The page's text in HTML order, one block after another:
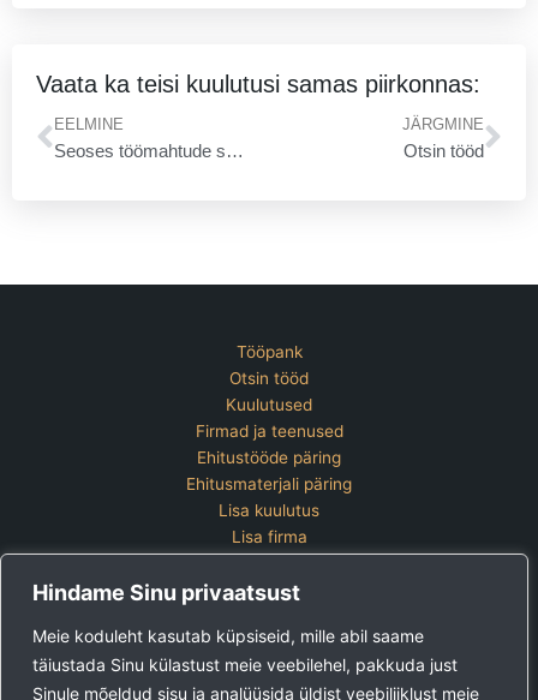
Hindame Sinu privaatsust
Meie koduleht kasutab küpsiseid, mille abil saame
täiustada Sinu külastust meie veebilehel, pakkuda just
Sinule mõeldud sisu ja analüüsida üldist veebiliiklust meie
Vaata ka teisi kuulutusi samas piirkonnas:
Prev
EELMINE
Seoses töömahtude suurenemisega otsime oma meeskonda kogemustega plaatijaid.
JÄRGMINE
Otsin tööd
Tööpank
Otsin tööd
Kuulutused
Firmad ja teenused
Ehitustööde päring
Ehitusmaterjali päring
Lisa kuulutus
Lisa firma
Kontakt
Lisa kuulutus
Vaata ettevõtete pakette
Ehitus24 OÜ